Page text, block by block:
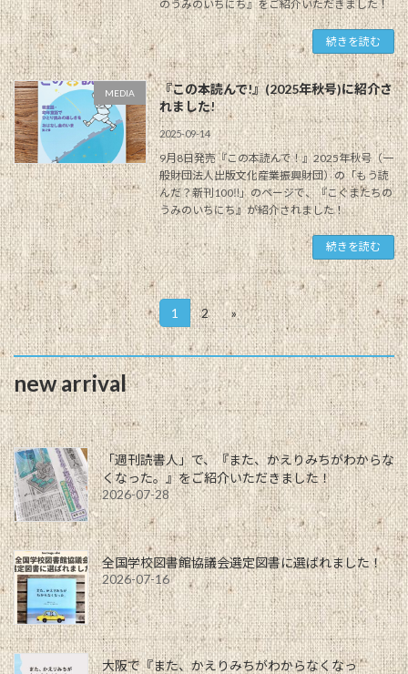
のうみのいちにち』をご紹介いただきました！
続きを読む
MEDIA
『この本読んで!』(2025年秋号)に紹介さ
れました!
2025-09-14
9月8日発売『この本読んで！』2025年秋号（一
般財団法人出版文化産業振興財団）の「もう読
んだ？新刊100‼」のページで、『こぐまたちの
うみのいちにち』が紹介されました！
続きを読む
投
稿
の
ペ
ー
ジ
送
り
固
定
ペ
ー
ジ
1
固
定
ペ
ー
ジ
2 »
new arrival
「週刊読書人」で、『また、かえりみちがわからな
くなった。』をご紹介いただきました！
2026-07-28
全国学校図書館協議会選定図書に選ばれました！
2026-07-16
大阪で『また、かえりみちがわからなくなっ